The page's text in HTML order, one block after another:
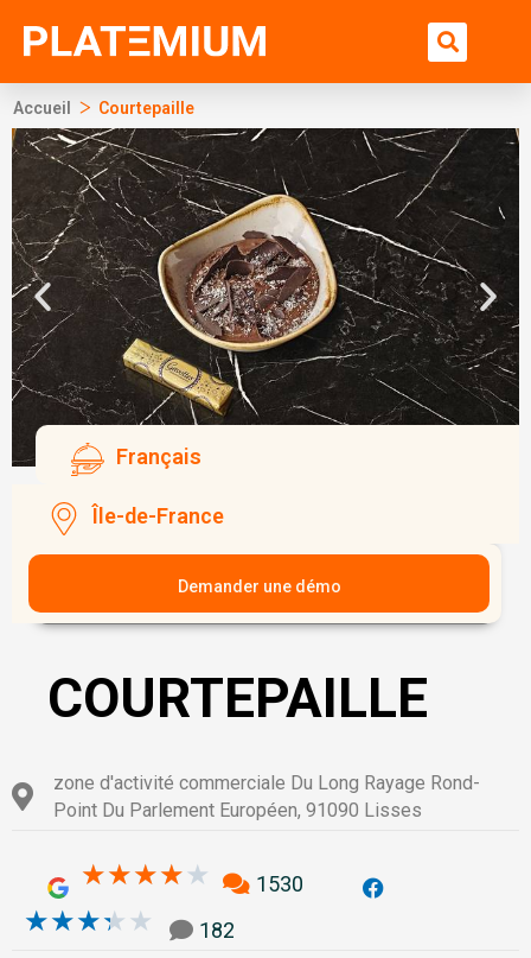
Accueil > Courtepaille
Français
Île-de-France
Demander une démo
COURTEPAILLE
zone d'activité commerciale Du Long Rayage Rond-
Point Du Parlement Européen, 91090 Lisses
★★★★★ 3.9/51530
★★★★★ 3.3/5182